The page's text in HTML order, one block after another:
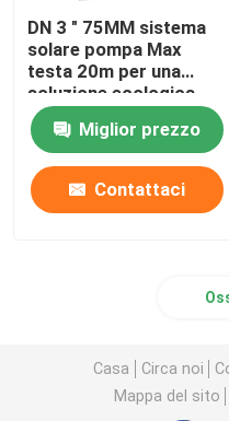
DN 3 " 75MM sistema
solare pompa Max
testa 20m per una
soluzione ecologica
Miglior prezzo
Contattaci
Casa Circa noi
Mappa del sito